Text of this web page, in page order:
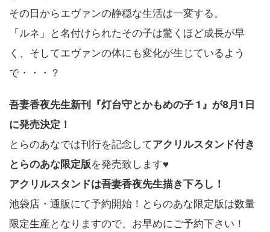
その日からエヴァンの静穏な生活は一変する。
「ルネ」と名付けられたその子は驚くほど成長が早
く、そしてエヴァンの体にも変化が生じているよう
で・・・？
吾妻香夜先生新刊『灯台守とかもめの子 1』が8月1日
に発売決定！
とらのあなでは刊行を記念してアクリルスタンド付き
とらのあな限定版を発売致します♥
アクリルスタンドは吾妻香夜先生描き下ろし！
池袋店・通販にて予約開始！とらのあな限定版は数量
限定生産となりますので、お早めにご予約下さい！